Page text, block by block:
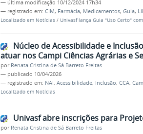
— última modificação 10/12/2024 17h34
— registrado em: CIM, Farmácia, Medicamentos, Guia,
Localizado em Notícias / Univasf lança Guia "Uso Certo"
Núcleo de Acessibilidade e
atuar nos Campi Ciências Agrárias e
por Renata Cristina de Sá Barreto Freitas
— publicado 10/04/2026
— registrado em: NAI, Acessibilidade, Inclusão, CCA,
Localizado em Notícias
Univasf abre inscrições para
por Renata Cristina de Sá Barreto Freitas